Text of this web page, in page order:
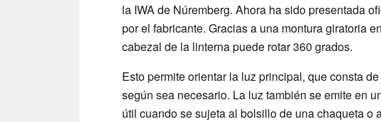
la IWA de Núremberg. Ahora ha sido presentada
por el fabricante. Gracias a una montura giratoria
cabezal de la linterna puede rotar 360 grados.
Esto permite orientar la luz principal, que consta
según sea necesario. La luz también se emite en
útil cuando se sujeta al bolsillo de una chaqueta o